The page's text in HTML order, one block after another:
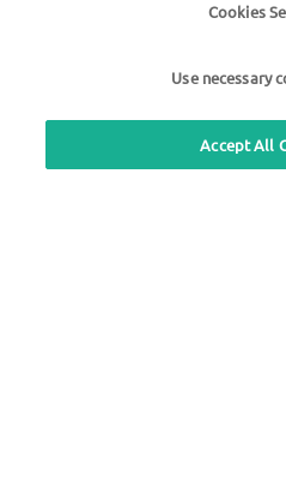
Utilizza il nostro servizio
UTA
UTA
Cookies
Use necessary
Accept All